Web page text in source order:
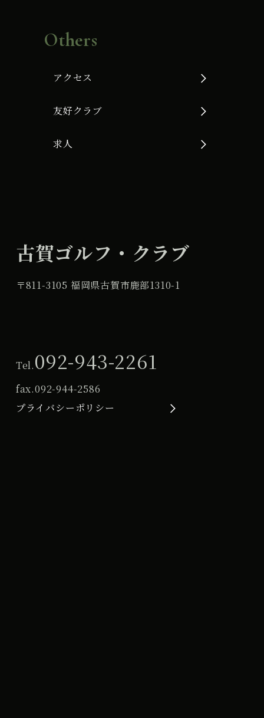
Others
アクセス
友好クラブ
求人
古賀ゴルフ・クラブ
〒811-3105 福岡県古賀市鹿部1310-1
Tel.092-943-2261
fax.092-944-2586
プライバシーポリシー